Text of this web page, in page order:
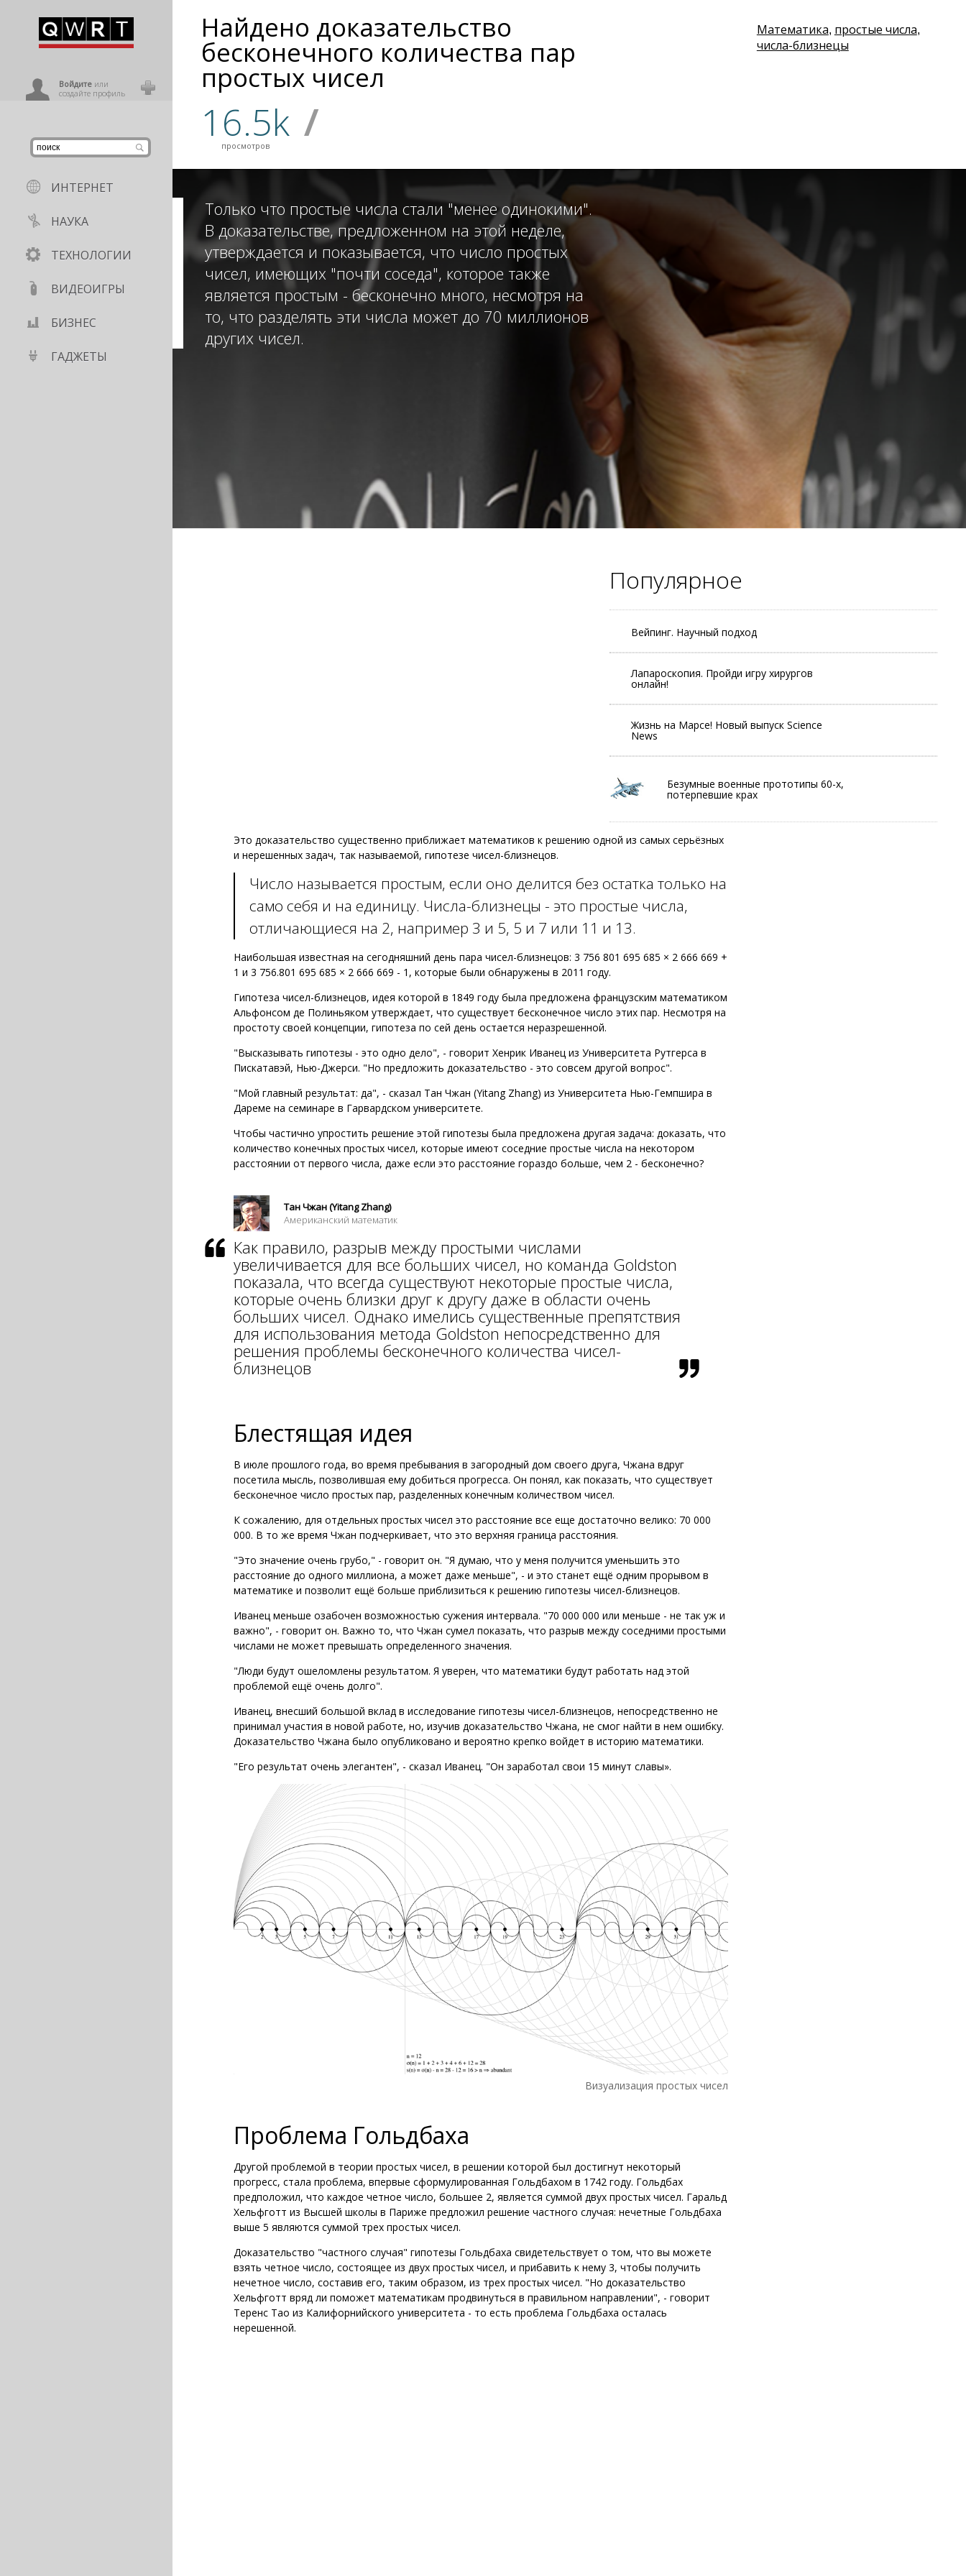
Войдитеили
создайте профиль
ИНТЕРНЕТ
НАУКА
ТЕХНОЛОГИИ
ВИДЕОИГРЫ
БИЗНЕС
ГАДЖЕТЫ
Найдено доказательство
бесконечного количества пар
простых чисел
16.5k
просмотров /
Математика, простые числа,
числа-близнецы
Только что простые числа стали "менее одинокими".
В доказательстве, предложенном на этой неделе,
утверждается и показывается, что число простых
чисел, имеющих "почти соседа", которое также
является простым - бесконечно много, несмотря на
то, что разделять эти числа может до 70 миллионов
других чисел.
Популярное
Вейпинг. Научный подход
Лапароскопия. Пройди игру хирургов
онлайн!
Жизнь на Марсе! Новый выпуск Science
News
Безумные военные прототипы 60-х,
потерпевшие крах
Это доказательство существенно приближает математиков к решению одной из самых серьёзных
и нерешенных задач, так называемой, гипотезе чисел-близнецов.
Число называется простым, если оно делится без остатка только на
само себя и на единицу. Числа-близнецы - это простые числа,
отличающиеся на 2, например 3 и 5, 5 и 7 или 11 и 13.
Наибольшая известная на сегодняшний день пара чисел-близнецов: 3 756 801 695 685 × 2 666 669 +
1 и 3 756.801 695 685 × 2 666 669 - 1, которые были обнаружены в 2011 году.
Гипотеза чисел-близнецов, идея которой в 1849 году была предложена французским математиком
Альфонсом де Полиньяком утверждает, что существует бесконечное число этих пар. Несмотря на
простоту своей концепции, гипотеза по сей день остается неразрешенной.
"Высказывать гипотезы - это одно дело", - говорит Хенрик Иванец из Университета Рутгерса в
Пискатавэй, Нью-Джерси. "Но предложить доказательство - это совсем другой вопрос".
"Мой главный результат: да", - сказал Тан Чжан (Yitang Zhang) из Университета Нью-Гемпшира в
Дареме на семинаре в Гарвардском университете.
Чтобы частично упростить решение этой гипотезы была предложена другая задача: доказать, что
количество конечных простых чисел, которые имеют соседние простые числа на некотором
расстоянии от первого числа, даже если это расстояние гораздо больше, чем 2 - бесконечно?
Тан Чжан (Yitang Zhang)
Американский математик
Как правило, разрыв между простыми числами
увеличивается для все больших чисел, но команда Goldston
показала, что всегда существуют некоторые простые числа,
которые очень близки друг к другу даже в области очень
больших чисел. Однако имелись существенные препятствия
для использования метода Goldston непосредственно для
решения проблемы бесконечного количества чисел-
близнецов
Блестящая идея
В июле прошлого года, во время пребывания в загородный дом своего друга, Чжана вдруг
посетила мысль, позволившая ему добиться прогресса. Он понял, как показать, что существует
бесконечное число простых пар, разделенных конечным количеством чисел.
К сожалению, для отдельных простых чисел это расстояние все еще достаточно велико: 70 000
000. В то же время Чжан подчеркивает, что это верхняя граница расстояния.
"Это значение очень грубо," - говорит он. "Я думаю, что у меня получится уменьшить это
расстояние до одного миллиона, а может даже меньше", - и это станет ещё одним прорывом в
математике и позволит ещё больше приблизиться к решению гипотезы чисел-близнецов.
Иванец меньше озабочен возможностью сужения интервала. "70 000 000 или меньше - не так уж и
важно", - говорит он. Важно то, что Чжан сумел показать, что разрыв между соседними простыми
числами не может превышать определенного значения.
"Люди будут ошеломлены результатом. Я уверен, что математики будут работать над этой
проблемой ещё очень долго".
Иванец, внесший большой вклад в исследование гипотезы чисел-близнецов, непосредственно не
принимал участия в новой работе, но, изучив доказательство Чжана, не смог найти в нем ошибку.
Доказательство Чжана было опубликовано и вероятно крепко войдет в историю математики.
"Его результат очень элегантен", - сказал Иванец. "Он заработал свои 15 минут славы».
Визуализация простых чисел
Проблема Гольдбаха
Другой проблемой в теории простых чисел, в решении которой был достигнут некоторый
прогресс, стала проблема, впервые сформулированная ​Гольдбахом в 1742 году. Гольдбах
предположил, что каждое четное число, большее 2, является суммой двух простых чисел. Гаральд
Хельфготт из Высшей школы в Париже предложил решение частного случая: нечетные Гольдбаха
выше 5 являются суммой трех простых чисел.
Доказательство "частного случая" гипотезы Гольдбаха свидетельствует о том, что вы можете
взять четное число, состоящее из двух простых чисел, и прибавить к нему 3, чтобы получить
нечетное число, составив его, таким образом, из трех простых чисел. "Но доказательство
Хельфготт вряд ли поможет математикам продвинуться в правильном направлении", - говорит
Теренс Тао из Калифорнийского университета - то есть проблема Гольдбаха осталась
нерешенной.